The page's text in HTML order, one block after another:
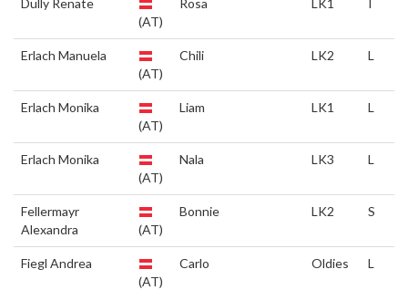
Dully Renate
(AT)
Rosa LK1 I
Erlach Manuela
(AT)
Chili LK2 L
Erlach Monika
(AT)
Liam LK1 L
Erlach Monika
(AT)
Nala LK3 L
Fellermayr
Alexandra
(AT)
Bonnie LK2 S
Fiegl Andrea
(AT)
Carlo Oldies L